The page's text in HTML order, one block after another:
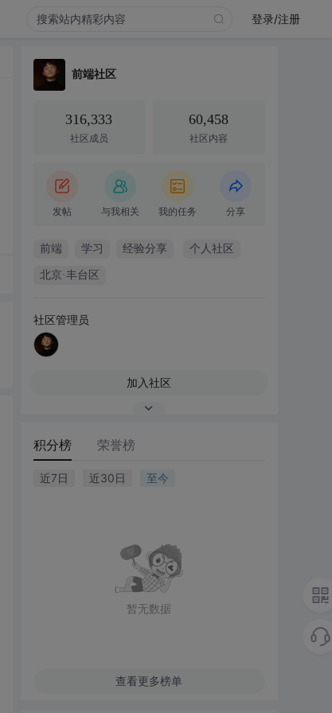
登录/注册
前端社区
316,333
社区成员
60,458
社区内容
发帖 与我相关 我的任务 分享
前端 学习 经验分享 个人社区
北京·丰台区
社区管理员
加入社区
积分榜 荣誉榜
近7日 近30日 至今
暂无数据
查看更多榜单